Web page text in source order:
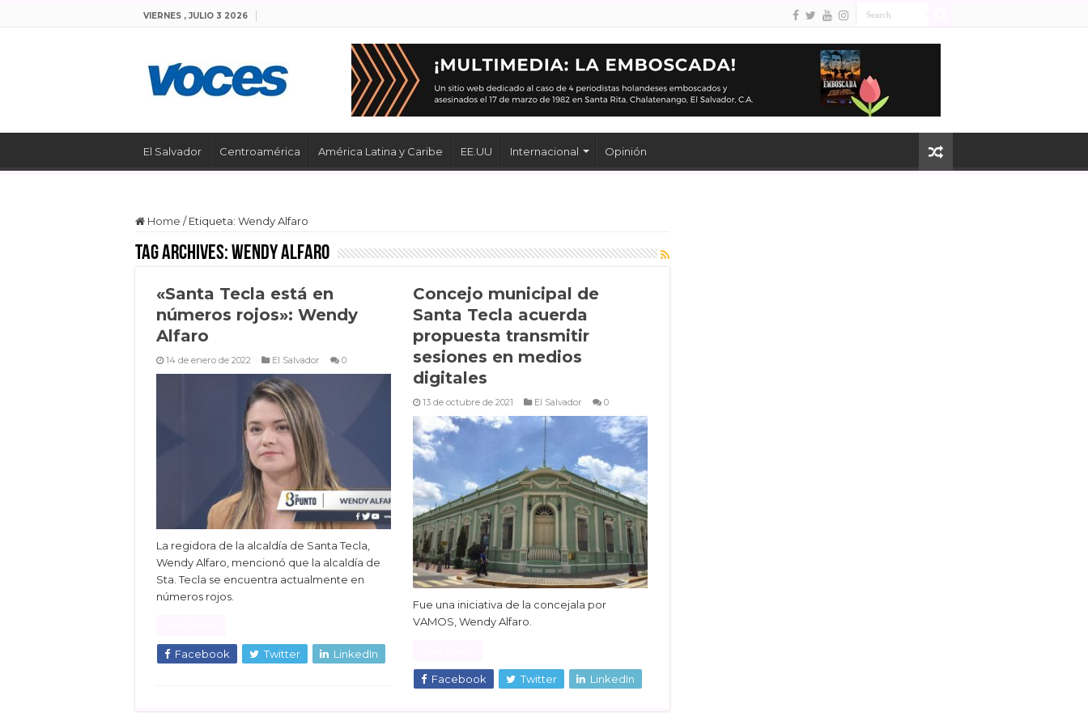
VIERNES , JULIO 3 2026
El Salvador Centroamérica América Latina y Caribe EE.UU Internacional Opinión
Home / Etiqueta: Wendy Alfaro
Tag Archives:Wendy Alfaro
«Santa Tecla está en
números rojos»: Wendy
Alfaro
14 de enero de 2022 El Salvador 0
La regidora de la alcaldía de Santa Tecla,
Wendy Alfaro, mencionó que la alcaldía de
Sta. Tecla se encuentra actualmente en
números rojos.
Facebook Twitter LinkedIn
Concejo municipal de
Santa Tecla acuerda
propuesta transmitir
sesiones en medios
digitales
13 de octubre de 2021 El Salvador 0
Fue una iniciativa de la concejala por
VAMOS, Wendy Alfaro.
Facebook Twitter LinkedIn